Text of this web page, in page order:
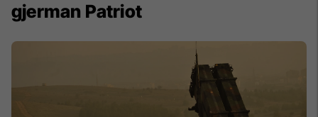
gjerman Patriot